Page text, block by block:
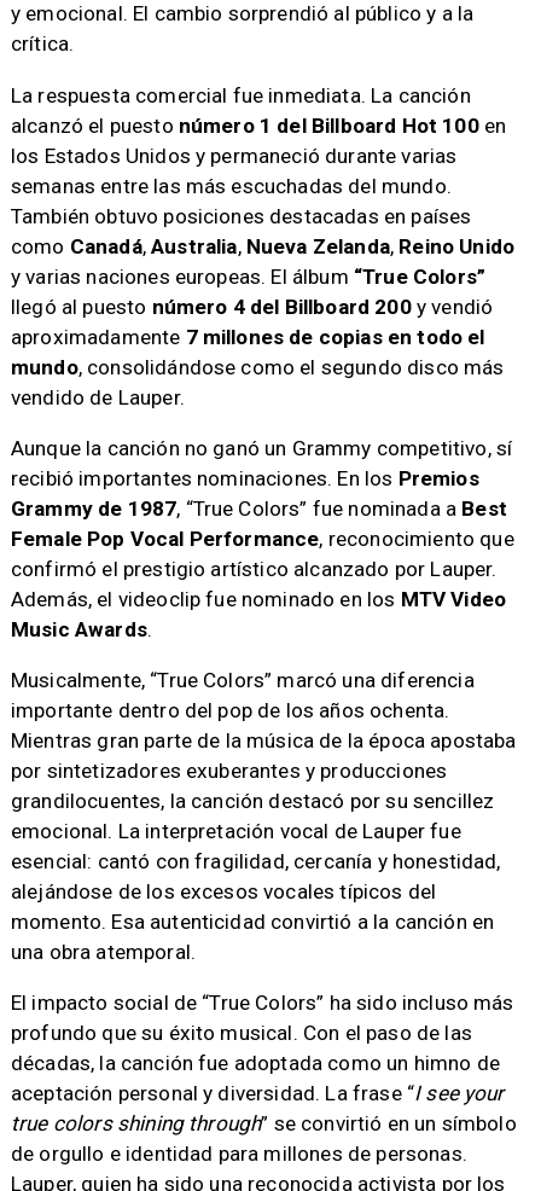
y emocional. El cambio sorprendió al público y a la
crítica.
La respuesta comercial fue inmediata. La canción
alcanzó el puesto número 1 del Billboard Hot 100en
los Estados Unidos y permaneció durante varias
semanas entre las más escuchadas del mundo.
También obtuvo posiciones destacadas en países
como Canadá,Australia, Nueva Zelanda, Reino Unido
y varias naciones europeas. El álbum “True Colors”
llegó al puesto número 4 del Billboard 200y vendió
aproximadamente 7 millones de copias en todo el
mundo, consolidándose como el segundo disco más
vendido de Lauper.
Aunque la canción no ganó un Grammy competitivo, sí
recibió importantes nominaciones. En los Premios
Grammy de 1987, “True Colors” fue nominada a Best
Female Pop Vocal Performance, reconocimiento que
confirmó el prestigio artístico alcanzado por Lauper.
Además, el videoclip fue nominado en los MTV Video
Music Awards.
Musicalmente, “True Colors” marcó una diferencia
importante dentro del pop de los años ochenta.
Mientras gran parte de la música de la época apostaba
por sintetizadores exuberantes y producciones
grandilocuentes, la canción destacó por su sencillez
emocional. La interpretación vocal de Lauper fue
esencial: cantó con fragilidad, cercanía y honestidad,
alejándose de los excesos vocales típicos del
momento. Esa autenticidad convirtió a la canción en
una obra atemporal.
El impacto social de “True Colors” ha sido incluso más
profundo que su éxito musical. Con el paso de las
décadas, la canción fue adoptada como un himno de
aceptación personal y diversidad. La frase “I see your
true colors shining through” se convirtió en un símbolo
de orgullo e identidad para millones de personas.
Lauper, quien ha sido una reconocida activista por los